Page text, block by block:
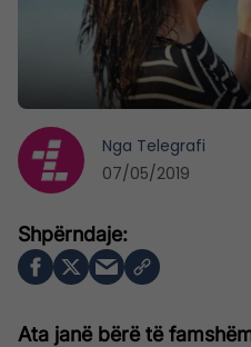
Ata janë bërë të
Nga Telegrafi
07/05/2019